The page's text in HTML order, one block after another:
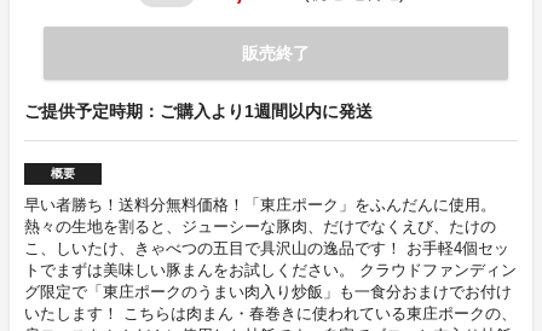
販売終了
ご提供予定時期：ご購入より1週間以内に発送
概要
早い者勝ち！送料分無料価格！「東庄ポーク」をふんだんに使用。
熱々の生地を割ると、ジューシーな豚肉、だけでなくえび、たけの
こ、しいたけ、きゃべつの五目で具沢山の逸品です！ お手軽4個セッ
トでまずは美味しい豚まんをお試しください。 クラウドファンディン
グ限定で「東庄ポークのうまい肉入り炒飯」も一食分おまけでお付け
いたします！ こちらは肉まん・春巻きに使われている東庄ポークの、